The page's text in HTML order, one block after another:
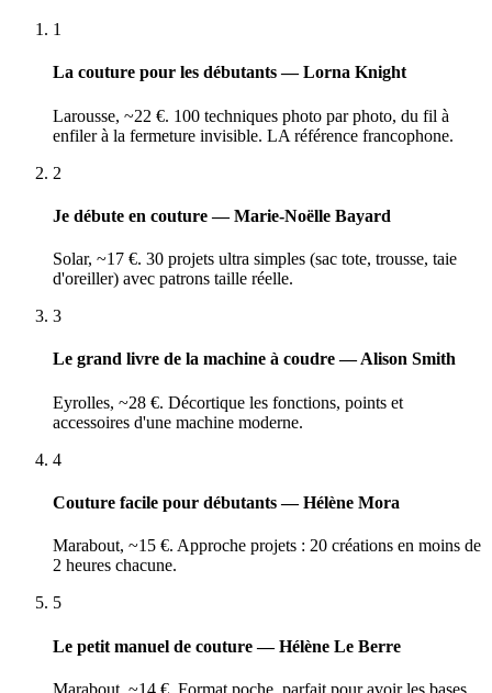
1
La couture pour les débutants — Lorna Knight
Larousse, ~22 €. 100 techniques photo par photo, du fil à
enfiler à la fermeture invisible. LA référence francophone.
2
Je débute en couture — Marie-Noëlle Bayard
Solar, ~17 €. 30 projets ultra simples (sac tote, trousse, taie
d'oreiller) avec patrons taille réelle.
3
Le grand livre de la machine à coudre — Alison Smith
Eyrolles, ~28 €. Décortique les fonctions, points et
accessoires d'une machine moderne.
4
Couture facile pour débutants — Hélène Mora
Marabout, ~15 €. Approche projets : 20 créations en moins de
2 heures chacune.
5
Le petit manuel de couture — Hélène Le Berre
Marabout, ~14 €. Format poche, parfait pour avoir les bases